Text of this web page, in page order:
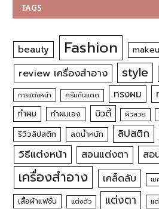
TAGS
beauty Fashion
review เครื่องสำอาง style
การแต่งหน้า ครีมกันแดด ทรงผม
ทำผม ทำผมเอง บิวตี้ ผิวสวย
รีวิวลิปสติก ลดน้ำหนัก ลิปสติก
วิธีแต่งหน้า
สอนแต่งตา สอ
เครื่องสำอาง เคล็ดลับ เ
เสื้อผ้าแฟชั่น แต่งตัว แต่งตา แ